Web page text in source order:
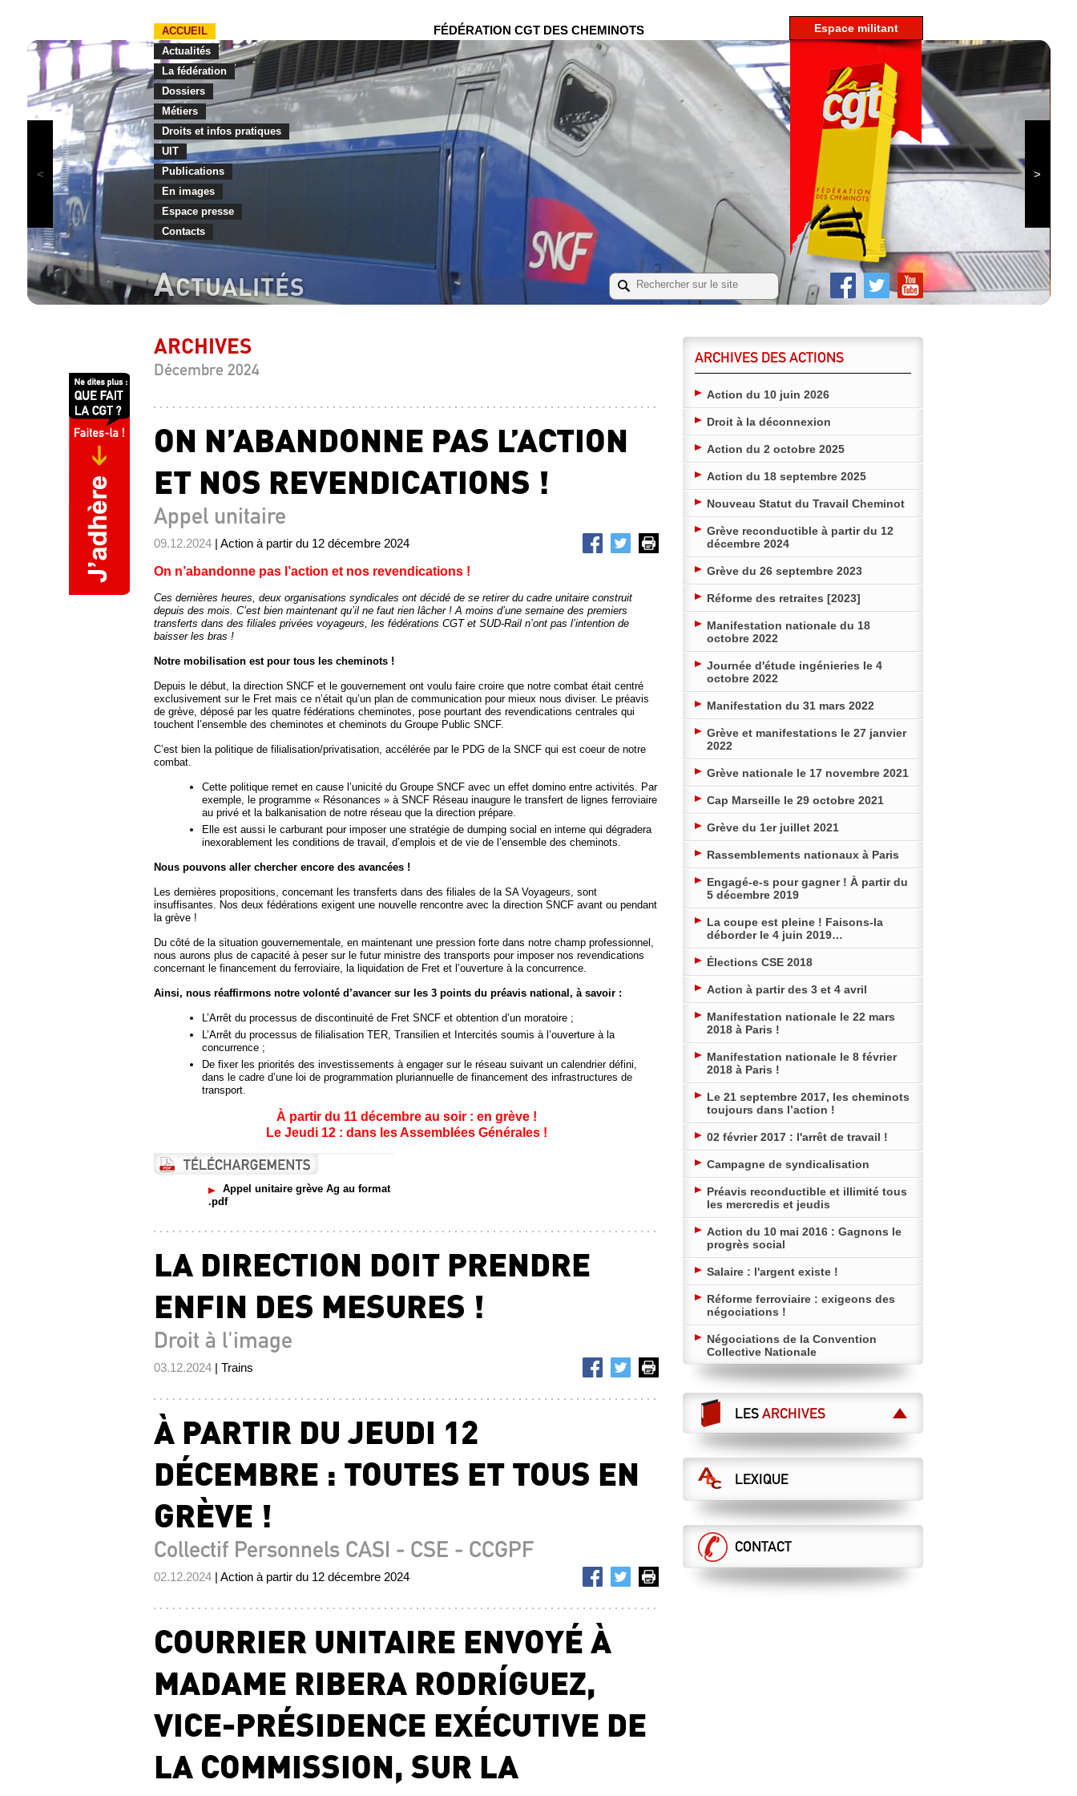
FÉDÉRATION CGT DES CHEMINOTS
ACCUEIL
Actualités
La fédération
Dossiers
Métiers
Droits et infos pratiques
UIT
Publications
En images
Espace presse
Contacts
espace militant
ACTUALITÉS
ARCHIVES
Décembre 2024
ON N’ABANDONNE PAS L’ACTION
ET NOS REVENDICATIONS !
Appel unitaire
09.12.2024 | Action à partir du 12 décembre 2024
On n’abandonne pas l’action et nos revendications !
Ces dernières heures, deux organisations syndicales ont décidé de se retirer du cadre unitaire construit
depuis des mois. C’est bien maintenant qu’il ne faut rien lâcher ! A moins d’une semaine des premiers
transferts dans des filiales privées voyageurs, les fédérations CGT et SUD-Rail n’ont pas l’intention de
baisser les bras !
Notre mobilisation est pour tous les cheminots !
Depuis le début, la direction SNCF et le gouvernement ont voulu faire croire que notre combat était centré
exclusivement sur le Fret mais ce n’était qu’un plan de communication pour mieux nous diviser. Le préavis
de grève, déposé par les quatre fédérations cheminotes, pose pourtant des revendications centrales qui
touchent l’ensemble des cheminotes et cheminots du Groupe Public SNCF.
C’est bien la politique de filialisation/privatisation, accélérée par le PDG de la SNCF qui est coeur de notre
combat.
Cette politique remet en cause l’unicité du Groupe SNCF avec un effet domino entre activités. Par
exemple, le programme « Résonances » à SNCF Réseau inaugure le transfert de lignes ferroviaire
au privé et la balkanisation de notre réseau que la direction prépare.
Elle est aussi le carburant pour imposer une stratégie de dumping social en interne qui dégradera
inexorablement les conditions de travail, d’emplois et de vie de l’ensemble des cheminots.
Nous pouvons aller chercher encore des avancées !
Les dernières propositions, concernant les transferts dans des filiales de la SA Voyageurs, sont
insuffisantes. Nos deux fédérations exigent une nouvelle rencontre avec la direction SNCF avant ou pendant
la grève !
Du côté de la situation gouvernementale, en maintenant une pression forte dans notre champ professionnel,
nous aurons plus de capacité à peser sur le futur ministre des transports pour imposer nos revendications
concernant le financement du ferroviaire, la liquidation de Fret et l’ouverture à la concurrence.
Ainsi, nous réaffirmons notre volonté d’avancer sur les 3 points du préavis national, à savoir :
L’Arrêt du processus de discontinuité de Fret SNCF et obtention d’un moratoire ;
L’Arrêt du processus de filialisation TER, Transilien et Intercités soumis à l’ouverture à la
concurrence ;
De fixer les priorités des investissements à engager sur le réseau suivant un calendrier défini,
dans le cadre d’une loi de programmation pluriannuelle de financement des infrastructures de
transport.
À partir du 11 décembre au soir : en grève !
Le Jeudi 12 : dans les Assemblées Générales !
Appel unitaire grève Ag au format
.pdf
LA DIRECTION DOIT PRENDRE
ENFIN DES MESURES !
Droit à l'image
03.12.2024 | Trains
À PARTIR DU JEUDI 12
DÉCEMBRE : TOUTES ET TOUS EN
GRÈVE !
Collectif Personnels CASI - CSE - CCGPF
02.12.2024 | Action à partir du 12 décembre 2024
COURRIER UNITAIRE ENVOYÉ À
MADAME RIBERA RODRÍGUEZ,
VICE-PRÉSIDENCE EXÉCUTIVE DE
LA COMMISSION, SUR LA
ARCHIVES DES ACTIONS
Action du 10 juin 2026
Droit à la déconnexion
Action du 2 octobre 2025
Action du 18 septembre 2025
Nouveau Statut du Travail Cheminot
Grève reconductible à partir du 12
décembre 2024
Grève du 26 septembre 2023
Réforme des retraites [2023]
Manifestation nationale du 18
octobre 2022
Journée d'étude ingénieries le 4
octobre 2022
Manifestation du 31 mars 2022
Grève et manifestations le 27 janvier
2022
Grève nationale le 17 novembre 2021
Cap Marseille le 29 octobre 2021
Grève du 1er juillet 2021
Rassemblements nationaux à Paris
Engagé-e-s pour gagner ! À partir du
5 décembre 2019
La coupe est pleine ! Faisons-la
déborder le 4 juin 2019…
Élections CSE 2018
Action à partir des 3 et 4 avril
Manifestation nationale le 22 mars
2018 à Paris !
Manifestation nationale le 8 février
2018 à Paris !
Le 21 septembre 2017, les cheminots
toujours dans l’action !
02 février 2017 : l'arrêt de travail !
Campagne de syndicalisation
Préavis reconductible et illimité tous
les mercredis et jeudis
Action du 10 mai 2016 : Gagnons le
progrès social
Salaire : l'argent existe !
Réforme ferroviaire : exigeons des
négociations !
Négociations de la Convention
Collective Nationale
LESARCHIVES
LEXIQUE
CONTACT